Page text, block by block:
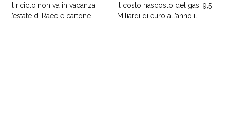
Il riciclo non va in vacanza,
l’estate di Raee e cartone
Il costo nascosto del gas: 9,5
Miliardi di euro all’anno il...